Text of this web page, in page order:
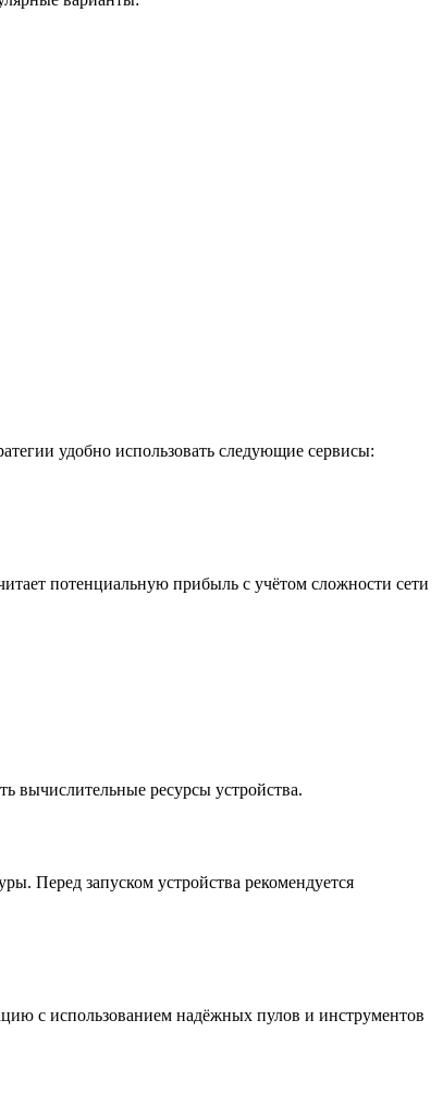
удобно использовать следующие сервисы:
потенциальную прибыль с учётом сложности сети
вычислительные ресурсы устройства.
Перед запуском устройства рекомендуется
с использованием надёжных пулов и инструментов